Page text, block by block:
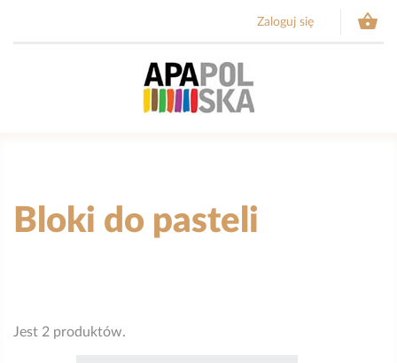
Zaloguj się 
Bloki do pasteli
Jest 2 produktów.